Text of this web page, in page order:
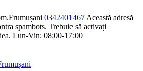
0342401467 Această adresă
spambots. Trebuie să activați
Lun-Vin: 08:00-17:00